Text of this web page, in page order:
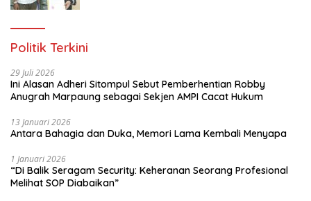
Politik Terkini
29 Juli 2026
Ini Alasan Adheri Sitompul Sebut Pemberhentian Robby
Anugrah Marpaung sebagai Sekjen AMPI Cacat Hukum
13 Januari 2026
Antara Bahagia dan Duka, Memori Lama Kembali Menyapa
1 Januari 2026
“Di Balik Seragam Security: Keheranan Seorang Profesional
Melihat SOP Diabaikan”